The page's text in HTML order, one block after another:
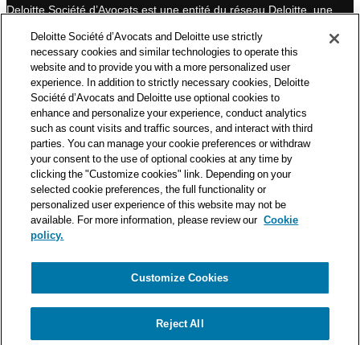
Deloitte Société d’Avocats est une entité du réseau Deloitte, une
professionnels et à ce titre, travaille avec les 50 000 fiscalistes
et juristes de Deloitte situés dans 150 pays.
Les informations contenues sur ce blog ont pour objectif
d’informer ses lecteurs de manière générale. Elles ne peuvent
en aucun cas se substituer à un conseil délivré par un
professionnel en fonction d’une situation donnée. Un soin
particulier est apporté à la rédaction de nos articles, néanmoins
Deloitte Société d’Avocats décline toute responsabilité relative
aux éventuelles erreurs et omissions qu’ils pourraient contenir.​
Politique de confidentialité
Mentions légales
Deloitte Société d’Avocats and Deloitte use strictly
necessary cookies and similar technologies to operate this
website and to provide you with a more personalized user
experience. In addition to strictly necessary cookies, Deloitte
Société d’Avocats and Deloitte use optional cookies to
enhance and personalize your experience, conduct analytics
such as count visits and traffic sources, and interact with third
parties. You can manage your cookie preferences or withdraw
your consent to the use of optional cookies at any time by
clicking the "Customize cookies" link. Depending on your
selected cookie preferences, the full functionality or
personalized user experience of this website may not be
available. For more information, please review our Cookie
policy.
Customize Cookies
Reject All